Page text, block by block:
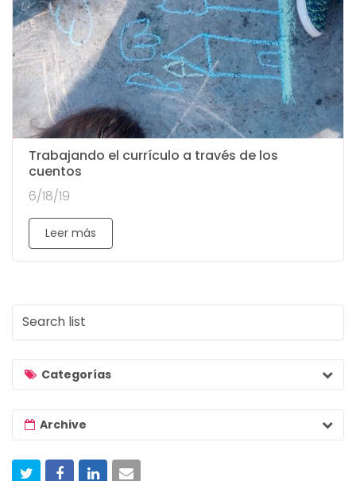
Trabajando el currículo a través de los
cuentos
6/18/19
Leer más
i
Categorías
Archive